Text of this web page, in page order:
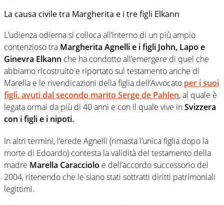
La causa civile tra Margherita e i tre figli Elkann
L’udienza odierna si colloca all’interno di un più ampio
contenzioso tra Margherita Agnelli e i figli John, Lapo e
Ginevra Elkann che ha condotto all’emergere di quel che
abbiamo ricostruito e riportato sul testamento anche di
Marella e le rivendicazioni della figlia dell’Avvocato per i suoi
figli, avuti dal secondo marito Serge de Pahlen, al quale è
legata ormai da più di 40 anni e con il quale vive inSvizzera
con i figli e i nipoti.
In altri termini, l’erede Agnelli (rimasta l’unica figlia dopo la
morte di Edoardo) contesta la validità del testamento della
madre Marella Caracciolo e dell’accordo successorio del
2004, ritenendo che le siano stati sottratti diritti patrimoniali
legittimi.